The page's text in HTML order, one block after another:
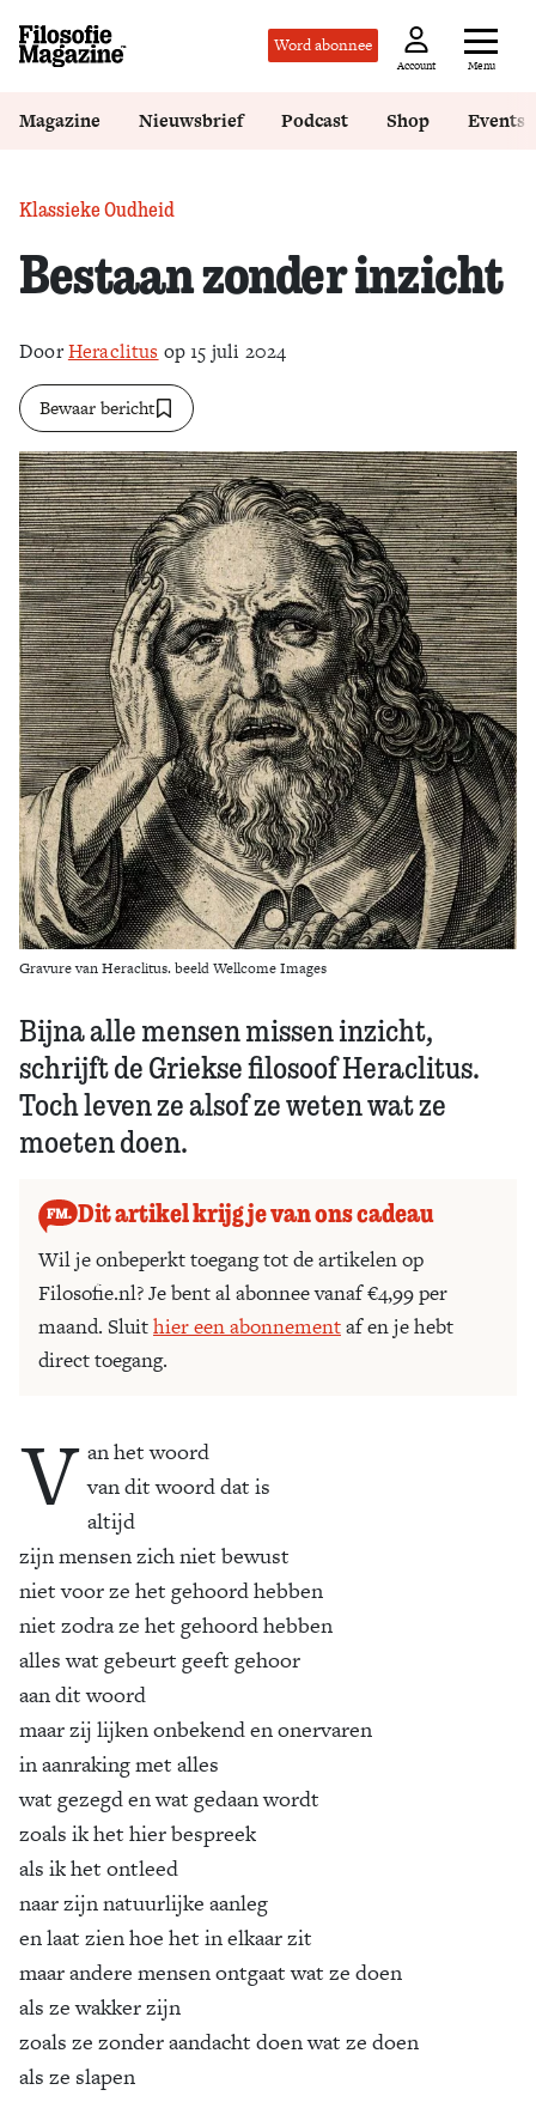
Word abonnee
Account Menu
Zoek
Magazine Nieuwsbrief Podcast Shop Events
Klassieke Oudheid
Bestaan zonder inzicht
DoorHeraclitus op 15 juli 2024
Bewaar bericht
Gravure van Heraclitus. beeld Wellcome Images
Bijna alle mensen missen inzicht,
schrijft de Griekse filosoof Heraclitus.
Toch leven ze alsof ze weten wat ze
moeten doen.
Dit artikel krijg je van ons cadeau
Wil je onbeperkt toegang tot de artikelen op
Filosofie.nl? Je bent al abonnee vanaf €4,99 per
maand. Sluithier een abonnementaf en je hebt
direct toegang.
V an het woord
van dit woord dat is
altijd
zijn mensen zich niet bewust
niet voor ze het gehoord hebben
niet zodra ze het gehoord hebben
alles wat gebeurt geeft gehoor
aan dit woord
maar zij lijken onbekend en onervaren
in aanraking met alles
wat gezegd en wat gedaan wordt
zoals ik het hier bespreek
als ik het ontleed
naar zijn natuurlijke aanleg
en laat zien hoe het in elkaar zit
maar andere mensen ontgaat wat ze doen
als ze wakker zijn
zoals ze zonder aandacht doen wat ze doen
als ze slapen